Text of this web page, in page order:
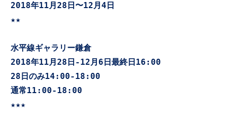
2018年11月28日〜12月4日
★★
水平線ギャラリー鎌倉
2018年11月28日-12月6日最終日16:00
28日のみ14:00-18:00
通常11:00-18:00
★★★